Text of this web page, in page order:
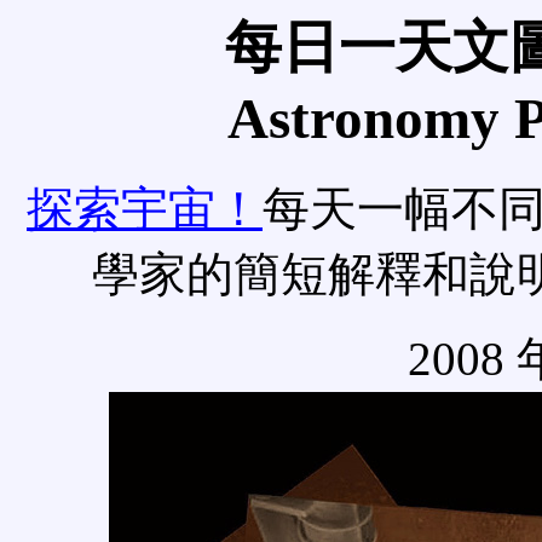
每日一天文
Astronomy
探索宇宙！ 每天一幅不
學家的簡短解釋和說
2008